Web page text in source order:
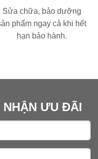
Sửa chữa, bảo dưỡng
phẩm ngay cả khi hết
hạn bảo hành.
ƯU ĐÃI